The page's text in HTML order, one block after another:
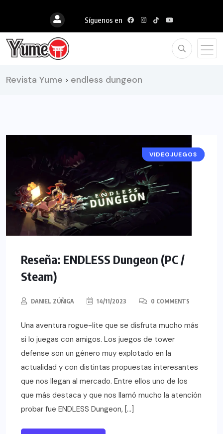
Síguenos en
Revista Yume > endless dungeon
RESEÑAS
VIDEOJUEGOS
Reseña: ENDLESS Dungeon (PC /
Steam)
DANIEL ZÚÑIGA 14/11/2023 0 COMMENTS
Una aventura rogue-lite que se disfruta mucho más
si lo juegas con amigos. Los juegos de tower
defense son un género muy explotado en la
actualidad y con distintas propuestas interesantes
que nos llegan al mercado. Entre ellos uno de los
que más destaca y que nos llamó mucho la atención
probar fue ENDLESS Dungeon, […]